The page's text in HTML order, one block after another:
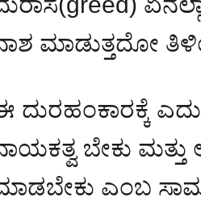
ಮಾಡುತ್ತದೋ
ದುರಹಂಕಾರಕ್ಕೆ
ಬೇಕು
ಎಂಬ